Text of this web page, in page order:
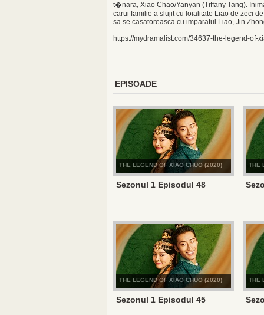
t�nara, Xiao Chao/Yanyan (Tiffany Tang).
carui familie a slujit cu loialitate Liao de zeci
sa se casatoreasca cu imparatul Liao, Jin
https://mydramalist.com/34637-the-legend-of-
EPISOADE
THE LEGEND OF XIAO CHUO (2020)
Sezonul 1 Episodul 48
THE
THE LEGEND OF XIAO CHUO (2020)
Sezonul 1 Episodul 45
THE